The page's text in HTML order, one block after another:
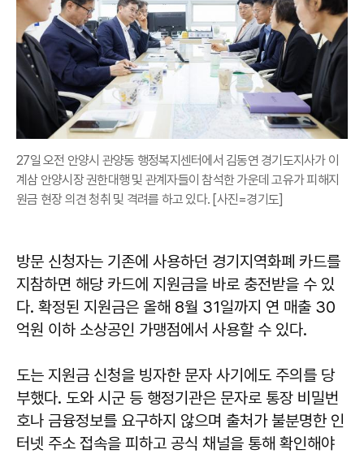
27일 오전 안양시 관양동 행정복지센터에서 김동연 경기도지사가 이
계삼 안양시장 권한대행 및 관계자들이 참석한 가운데 고유가 피해지
원금 현장 의견 청취 및 격려를 하고 있다. [사진=경기도]
방문 신청자는 기존에 사용하던 경기지역화폐 카드를
지참하면 해당 카드에 지원금을 바로 충전받을 수 있
다. 확정된 지원금은 올해 8월 31일까지 연 매출 30
억원 이하 소상공인 가맹점에서 사용할 수 있다.
도는 지원금 신청을 빙자한 문자 사기에도 주의를 당
부했다. 도와 시군 등 행정기관은 문자로 통장 비밀번
호나 금융정보를 요구하지 않으며 출처가 불분명한 인
터넷 주소 접속을 피하고 공식 채널을 통해 확인해야